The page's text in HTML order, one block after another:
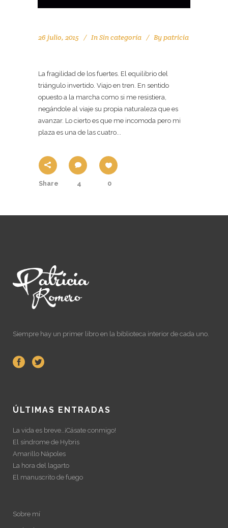
26 julio, 2015 InSin categoría Bypatricia
La fragilidad de los fuertes. El equilibrio del
triángulo invertido. Viajo en tren. En sentido
opuesto a la marcha como si me resistiera,
negándole al viaje su propia naturaleza que es
avanzar. Lo cierto es que me incomoda pero mi
plaza es una de las cuatro...
Share 4 0
Siempre hay un primer libro en la biblioteca interior de cada uno.
ÚLTIMAS ENTRADAS
La vida es breve…¡Cásate conmigo!
El síndrome de Hybris
Amarillo Nápoles
La hora del lagarto
El manuscrito de fuego
Sobre mí